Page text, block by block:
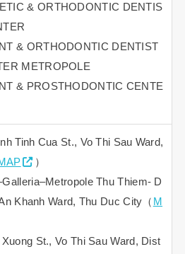
& ORTHODONTIC DENTIS
& ORTHODONTIC DENTIST
METROPOLE
& PROSTHODONTIC CENTE
Tinh Cua St., Vo Thi Sau Ward,
）
Thu Thiem- D
Khanh Ward, Thu Duc City（ M
Xuong St., Vo Thi Sau Ward, Dist